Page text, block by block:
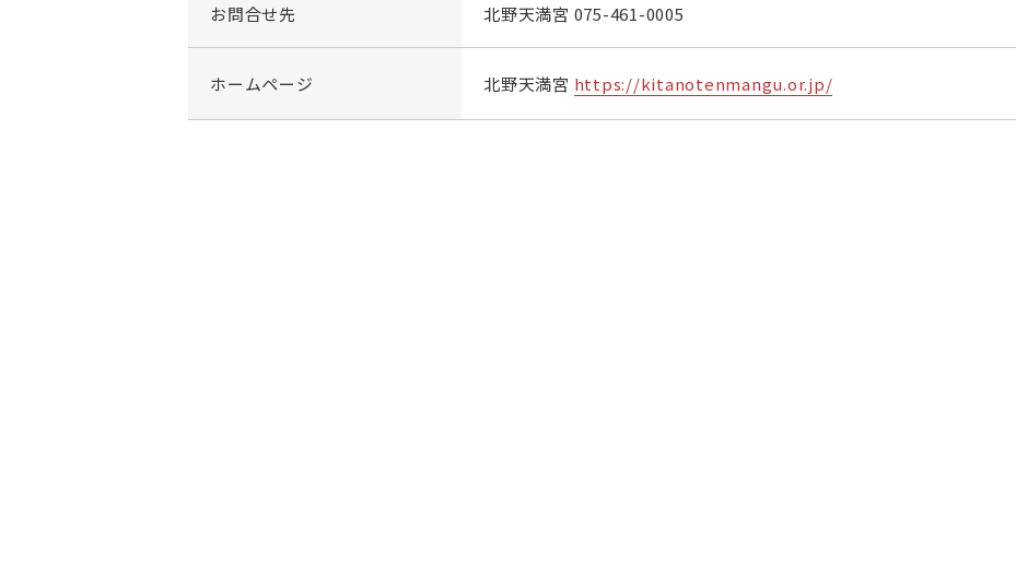
お問合せ先 北野天満宮 075-461-0005
ホームページ 北野天満宮 https://kitanotenmangu.or.jp/